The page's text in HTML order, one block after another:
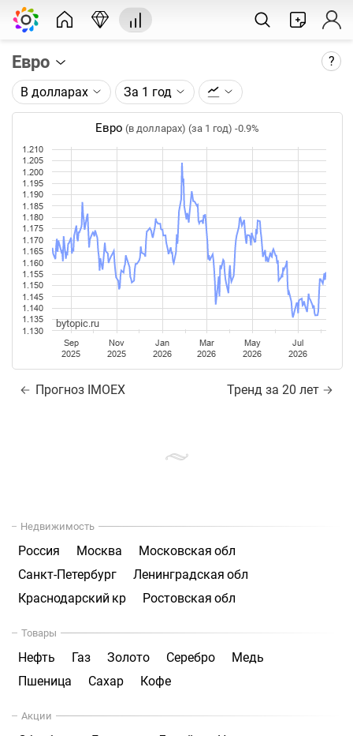
Евро ?
Описание графика:
Цена евро, торгуемого на FOREX.
Каждая точка на графике - цена закрытия дня,
недели или месяца. Оптимальный таймфрейм
(день, неделя, месяц) подбирается автоматически
при изменении глубины графика.
Данные добавляются ежедневно.
В долларах За 1 год
Евро (в долларах) (за 1 год) -0.9%
Sep
2025
Nov
2025
Jan
2026
Mar
2026
May
2026
Jul
2026
1.130
1.135
1.140
1.145
1.150
1.155
1.160
1.165
1.170
1.175
1.180
1.185
1.190
1.195
1.200
1.205
1.210
bytopic.ru
Прогноз IMOEX Тренд за 20 лет
Недвижимость
Россия Москва
Московская обл
Санкт-Петербург
Ленинградская обл
Краснодарский кр
Ростовская обл
Товары
Нефть Газ Золото Серебро
Медь
Пшеница
Сахар Кофе
Акции